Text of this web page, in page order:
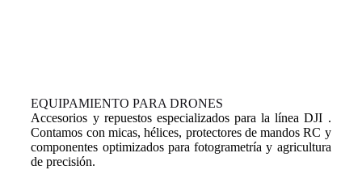
EQUIPAMIENTO PARA DRONES
Accesorios y repuestos especializados para la línea DJI .
Contamos con micas, hélices, protectores de mandos RC y
componentes optimizados para fotogrametría y agricultura
de precisión.